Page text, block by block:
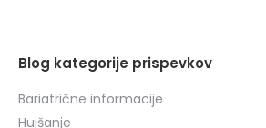
Blog kategorije prispevkov
Bariatrične informacije
Hujšanje